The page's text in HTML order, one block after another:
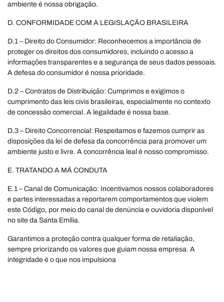
ambiente é nossa obrigação.
D. CONFORMIDADE COM A LEGISLAÇÃO BRASILEIRA
D.1 – Direito do Consumidor: Reconhecemos a importância de
proteger os direitos dos consumidores, incluindo o acesso a
informações transparentes e a segurança de seus dados pessoais.
A defesa do consumidor é nossa prioridade.
D.2 – Contratos de Distribuição: Cumprimos e exigimos o
cumprimento das leis civis brasileiras, especialmente no contexto
de concessão comercial. A legalidade é nossa base.
D.3 – Direito Concorrencial: Respeitamos e fazemos cumprir as
disposições da lei de defesa da concorrência para promover um
ambiente justo e livre. A concorrência leal é nosso compromisso.
E. TRATANDO A MÁ CONDUTA
E.1 – Canal de Comunicação: Incentivamos nossos colaboradores
e partes interessadas a reportarem comportamentos que violem
este Código, por meio do canal de denúncia e ouvidoria disponível
no site da Santa Emília.
Garantimos a proteção contra qualquer forma de retaliação,
sempre priorizando os valores que guiam nossa empresa. A
integridade é o que nos impulsiona